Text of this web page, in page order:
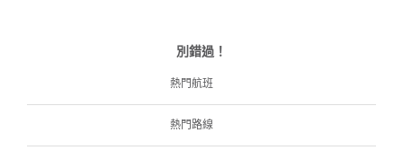
別錯過！
熱門航班
熱門路線